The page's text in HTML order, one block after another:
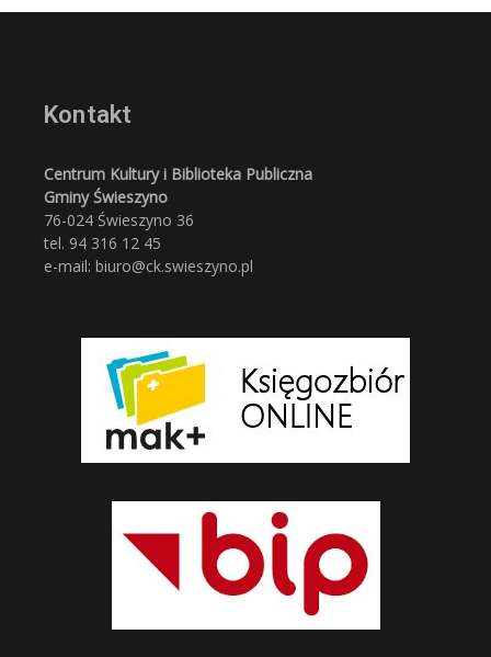
Kontakt
Centrum Kultury i Biblioteka Publiczna
Gminy Świeszyno
76-024 Świeszyno 36
tel. 94 316 12 45
e-mail: biuro@ck.swieszyno.pl